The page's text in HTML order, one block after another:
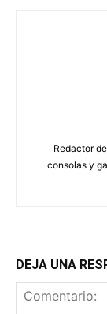
Redactor
consolas y
DEJA UNA